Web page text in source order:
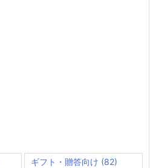
ギフト・贈答向け (82)